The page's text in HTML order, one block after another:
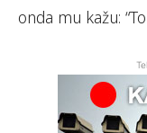
onda mu kažu: